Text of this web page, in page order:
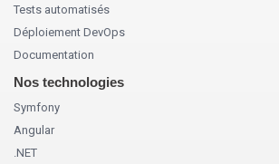
Tests automatisés
Déploiement DevOps
Documentation
Nos technologies
Symfony
Angular
.NET